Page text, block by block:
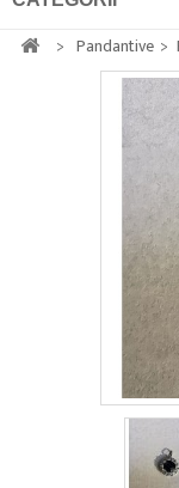
> Pandantive >